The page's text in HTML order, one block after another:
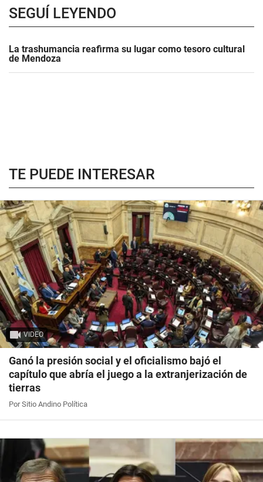
SEGUÍ LEYENDO
La trashumancia reafirma su lugar como tesoro cultural
de Mendoza
TE PUEDE INTERESAR
VIDEO
Ganó la presión social y el oficialismo bajó el
capítulo que abría el juego a la extranjerización de
tierras
Por Sitio Andino Política